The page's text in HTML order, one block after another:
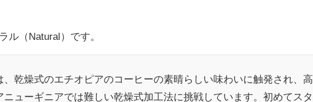
ル（Natural）です。
、乾燥式のエチオピアのコーヒーの素晴らしい味わいに触発され、高
ニューギニアでは難しい乾燥式加工法に挑戦しています。初めてスタ